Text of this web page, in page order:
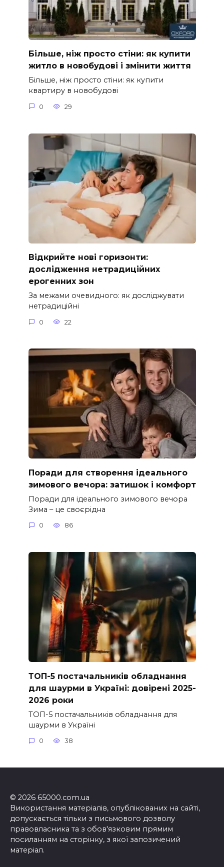
Більше, ніж просто стіни: як купити
житло в новобудові і змінити життя
Більше, ніж просто стіни: як купити
квартиру в новобудові
0 29
Відкрийте нові горизонти:
дослідження нетрадиційних
ерогенних зон
За межами очевидного: як досліджувати
нетрадиційні
0 22
Поради для створення ідеального
зимового вечора: затишок і комфорт
Поради для ідеального зимового вечора
Зима – це своєрідна
0 86
ТОП-5 постачальників обладнання
для шаурми в Україні: довірені 2025-
2026 роки
ТОП-5 постачальників обладнання для
шаурми в Україні
0 38
© 2026 65000.com.ua
Використання матеріалів, опублікованих на сайті,
допускається тільки з письмового дозволу
правовласника та з обов'язковим прямим
посиланням на сторінку, з якої запозичений
матеріал.